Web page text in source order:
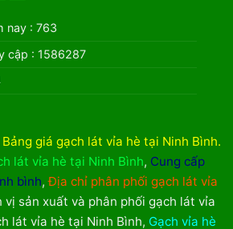
nay : 763
cập : 1586287
Bảng giá gạch lát vỉa hè tại Ninh Bình.
lát vỉa hè tại Ninh Bình, Cung cấp
bình,Địa chỉ phân phối gạch lát vỉa
vị sản xuất và phân phối gạch lát vỉa
lát vỉa hè tại Ninh Bình, Gạch vỉa hè